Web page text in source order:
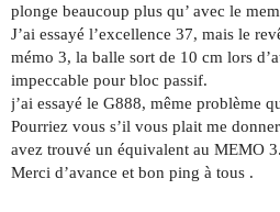
plonge beaucoup plus qu’ avec le
J’ai essayé l’excellence 37, mais le
mémo 3, la balle sort de 10 cm lors
impeccable pour bloc passif.
j’ai essayé le G888, même problème
Pourriez vous s’il vous plait me
avez trouvé un équivalent au MEMO 3.
Merci d’avance et bon ping à tous .